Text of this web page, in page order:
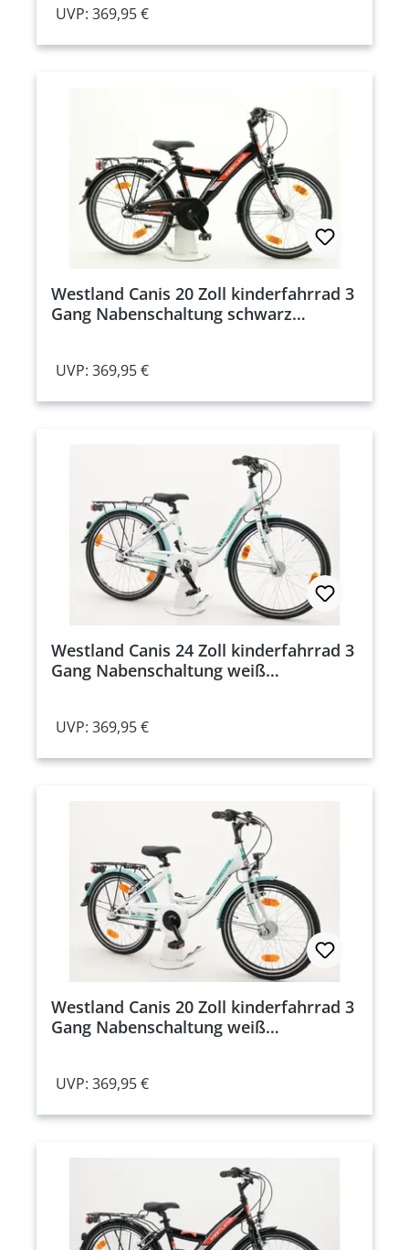
UVP: 369,95 €
Westland Canis 20 Zoll kinderfahrrad 3
Gang Nabenschaltung schwarz
UVP: 369,95 €
Westland Canis 24 Zoll kinderfahrrad 3
Gang Nabenschaltung weiß
UVP: 369,95 €
Westland Canis 20 Zoll kinderfahrrad 3
Gang Nabenschaltung weiß
UVP: 369,95 €